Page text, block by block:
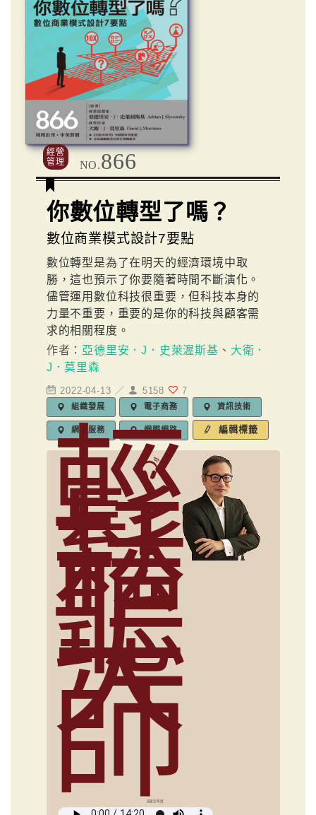
經營
管理
NO.866
你數位轉型了嗎？
數位商業模式設計7要點
數位轉型是為了在明天的經濟環境中取
勝，這也預示了你要隨著時間不斷演化。
儘管運用數位科技很重要，但科技本身的
力量不重要，重要的是你的科技與顧客需
求的相關程度。
作者： 亞德里安．J．史萊渥斯基 、 大衛．
J．莫里森
2022-04-13 ／ 5158 7
組織發展 電子商務 資訊技術
網路服務 網際網路 編輯標籤
輕
鬆
聽
大
師
俞國定導讀